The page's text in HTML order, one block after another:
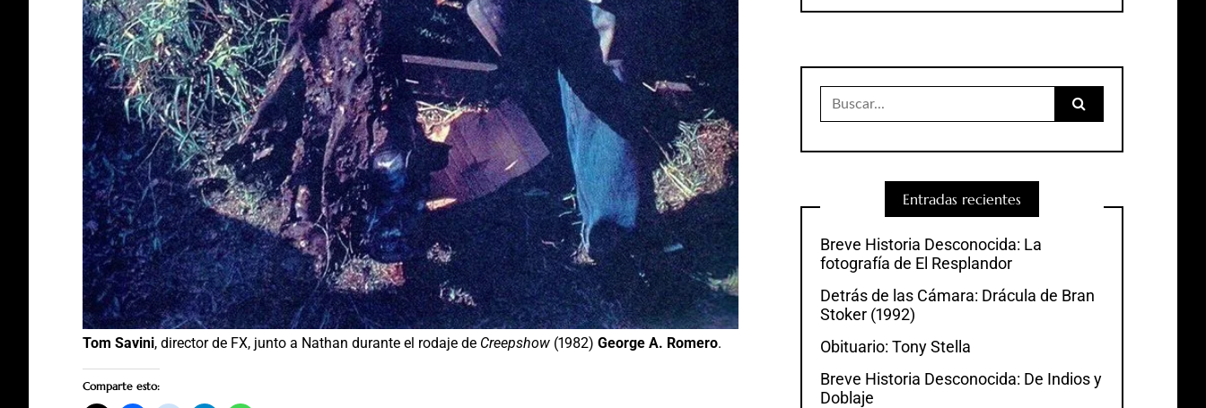
Tom Savini, director de FX, junto a Nathan durante el rodaje de Creepshow (1982) George A. Romero.
Comparte esto:
Buscar:
Entradas recientes
Breve Historia Desconocida: La
fotografía de El Resplandor
Detrás de las Cámara: Drácula de Bran
Stoker (1992)
Obituario: Tony Stella
Breve Historia Desconocida: De Indios y
Doblaje